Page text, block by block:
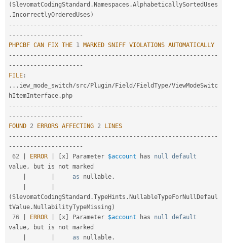
(SlevomatCodingStandard .Namespaces .AlphabeticallySortedUses
. IncorrectlyOrderedUses )
-- -- -- -- -- -- -- -- -- -- -- -- -- -- -- -- -- -- -- -- -- -- -- -- -- -- -- -- -- -
- -- -- -- -- -- -- -- -- -- --
PHPCBF CAN FIX THE 1 MARKED SNIFF VIOLATIONS AUTOMATICALLY
-- -- -- -- -- -- -- -- -- -- -- -- -- -- -- -- -- -- -- -- -- -- -- -- -- -- -- -- -- -
- -- -- -- -- -- -- -- -- -- --
FILE :
. . . iew_mode_switch/src/Plugin/Field /FieldType/ViewModeSwitc
hItemInterface .
-- -- -- -- -- -- -- -- -- -- -- -- -- -- -- -- -- -- -- -- -- -- -- -- -- -- -- -- -- -
- -- -- -- -- -- -- -- -- -- --
FOUND 2 ERRORS AFFECTING 2
LINES
-- -- -- -- -- -- -- -- -- -- -- -- -- -- -- -- -- -- -- -- -- -- -- -- -- -- -- -- -- -
- -- -- -- -- -- -- -- -- -- --
62
ERROR [x] Parameter $account has null
default
value ,
but is not marked
as nullable .
(SlevomatCodingStandard .TypeHints .NullableTypeForNullDefaul
tValue .NullabilityTypeMissing )
76
ERROR [x] Parameter $account has null
default
value ,
but is not marked
as nullable .